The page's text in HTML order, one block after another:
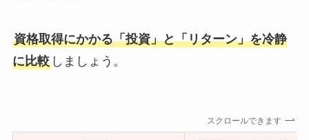
資格取得にかかる「投資」と「リターン」を冷静
に比較しましょう。
スクロールできます